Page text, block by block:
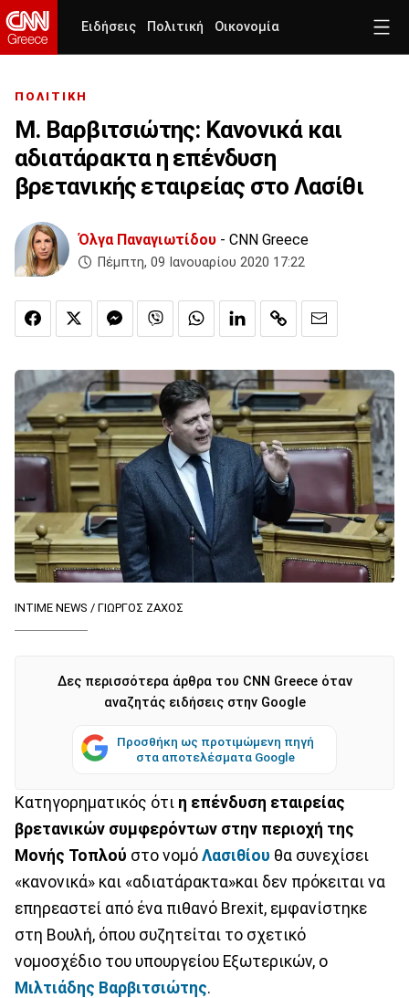
Ειδήσεις Πολιτική Οικονομία
ΠΟΛΙΤΙΚΗ
Μ. Βαρβιτσιώτης: Κανονικά και
αδιατάρακτα η επένδυση
βρετανικής εταιρείας στο Λασίθι
Όλγα Παναγιωτίδου - CNN Greece
Πέμπτη, 09 Ιανουαρίου 2020 17:22
INTIME NEWS / ΓΙΩΡΓΟΣ ΖΑΧΟΣ
Δες περισσότερα άρθρα του CNN Greece όταν
αναζητάς ειδήσεις στην Google
Προσθήκη ως προτιμώμενη πηγή
στα αποτελέσματα Google
Κατηγορηματικός ότι η επένδυση εταιρείας
βρετανικών συμφερόντων στην περιοχή της
Μονής Τοπλού στο νομό Λασιθίου θα συνεχίσει
«κανονικά» και «αδιατάρακτα»και δεν πρόκειται να
επηρεαστεί από ένα πιθανό Brexit, εμφανίστηκε
στη Βουλή, όπου συζητείται το σχετικό
νομοσχέδιο του υπουργείου Εξωτερικών, ο
Μιλτιάδης Βαρβιτσιώτης.